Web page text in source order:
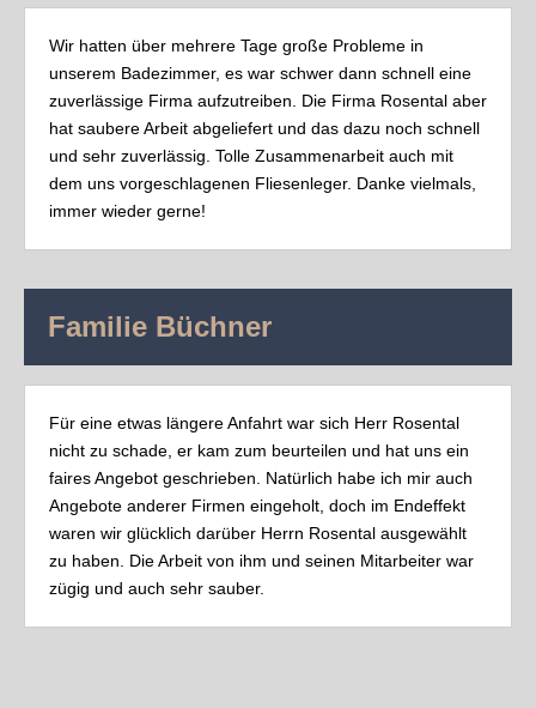
Wir hatten über mehrere Tage große Probleme in
unserem Badezimmer, es war schwer dann schnell eine
zuverlässige Firma aufzutreiben. Die Firma Rosental aber
hat saubere Arbeit abgeliefert und das dazu noch schnell
und sehr zuverlässig. Tolle Zusammenarbeit auch mit
dem uns vorgeschlagenen Fliesenleger. Danke vielmals,
immer wieder gerne!
Familie Büchner
Für eine etwas längere Anfahrt war sich Herr Rosental
nicht zu schade, er kam zum beurteilen und hat uns ein
faires Angebot geschrieben. Natürlich habe ich mir auch
Angebote anderer Firmen eingeholt, doch im Endeffekt
waren wir glücklich darüber Herrn Rosental ausgewählt
zu haben. Die Arbeit von ihm und seinen Mitarbeiter war
zügig und auch sehr sauber.